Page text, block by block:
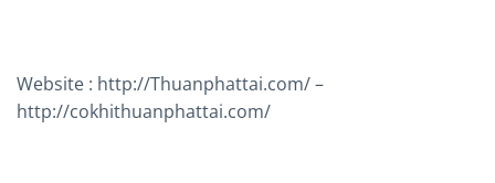
Website : http://Thuanphattai.com/ –
http://cokhithuanphattai.com/